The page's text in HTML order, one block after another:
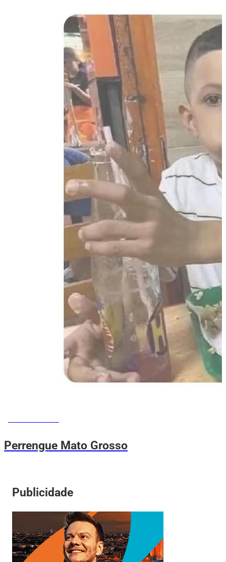
Perrengue Mato Grosso
Publicidade